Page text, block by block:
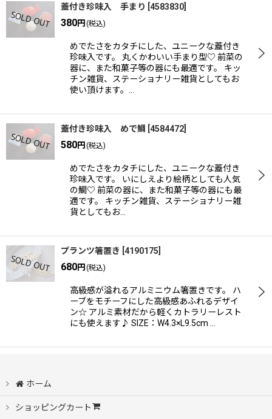
蓋付き珍味入 手まり 4583830
380円 (税込)
めでたさをカタチにした、ユニークな蓋付き
珍味入です。 丸くかわいい手まり型♡ 前菜の
器に、また和菓子等の器にも最適です。 キッ
チン雑貨、ステーショナリー雑貨としてもお
使い頂けます。…
蓋付き珍味入 めで鯛 4584472
580円 (税込)
めでたさをカタチにした、ユニークな蓋付き
珍味入です。 いにしえより絵柄としても人気
の鯛♡ 前菜の器に、また和菓子等の器にも最
適です。 キッチン雑貨、ステーショナリー雑
貨としてもお…
プランツ箸置き 4190175
680円 (税込)
高級感が溢れるアルミニウム箸置きです。 ハ
ーブをモチーフにした高級感あふれるデザイ
ン☆ アルミ素材だから軽くカトラリーレスト
にも使えます♪ SIZE：W4.3×L9.5cm …
ホーム
ショッピングカート